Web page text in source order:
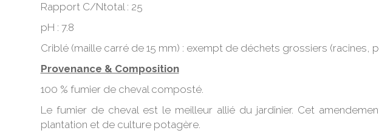
Rapport C/Ntotal : 25
pH : 7.8
Criblé (maille carré de 15 mm) : exempt de déchets grossiers (racines,
Provenance & Composition
100 % fumier de cheval composté.
Le fumier de cheval est le meilleur allié du jardinier. Cet
plantation et de culture potagère.